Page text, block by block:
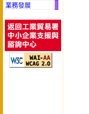
業務發展